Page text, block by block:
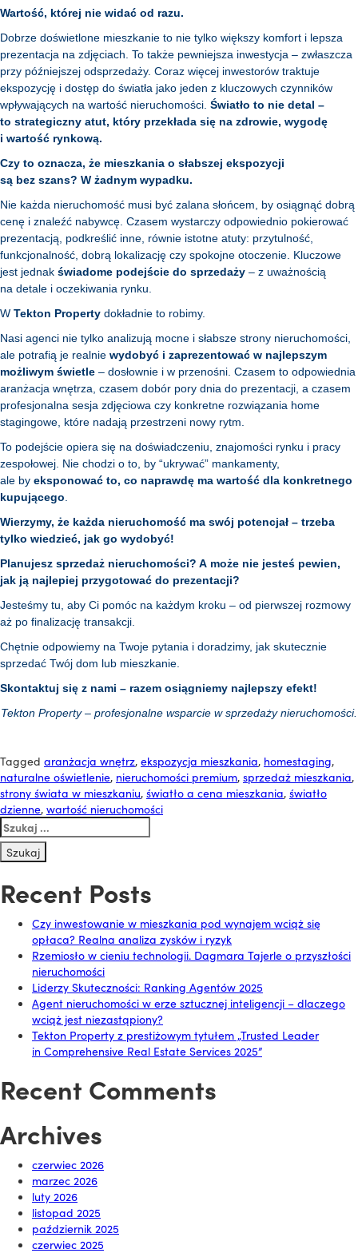
Wartość, której nie widać od razu.
Dobrze doświetlone mieszkanie to nie tylko większy komfort i lepsza
prezentacja na zdjęciach. To także pewniejsza inwestycja – zwłaszcza
przy późniejszej odsprzedaży. Coraz więcej inwestorów traktuje
ekspozycję i dostęp do światła jako jeden z kluczowych czynników
wpływających na wartość nieruchomości. Światło to nie detal –
to strategiczny atut, który przekłada się na zdrowie, wygodę
i wartość rynkową.
Czy to oznacza, że mieszkania o słabszej ekspozycji
są bez szans? W żadnym wypadku.
Nie każda nieruchomość musi być zalana słońcem, by osiągnąć dobrą
cenę i znaleźć nabywcę. Czasem wystarczy odpowiednio pokierować
prezentacją, podkreślić inne, równie istotne atuty: przytulność,
funkcjonalność, dobrą lokalizację czy spokojne otoczenie. Kluczowe
jest jednak świadome podejście do sprzedaży – z uważnością
na detale i oczekiwania rynku.
W Tekton Property dokładnie to robimy.
Nasi agenci nie tylko analizują mocne i słabsze strony nieruchomości,
ale potrafią je realnie wydobyć i zaprezentować w najlepszym
możliwym świetle – dosłownie i w przenośni. Czasem to odpowiednia
aranżacja wnętrza, czasem dobór pory dnia do prezentacji, a czasem
profesjonalna sesja zdjęciowa czy konkretne rozwiązania home
stagingowe, które nadają przestrzeni nowy rytm.
To podejście opiera się na doświadczeniu, znajomości rynku i pracy
zespołowej. Nie chodzi o to, by “ukrywać” mankamenty,
ale by eksponować to, co naprawdę ma wartość dla konkretnego
kupującego
Wierzymy, że każda nieruchomość ma swój potencjał – trzeba
tylko wiedzieć, jak go wydobyć!
Planujesz sprzedaż nieruchomości? A może nie jesteś pewien,
jak ją najlepiej przygotować do prezentacji?
Jesteśmy tu, aby Ci pomóc na każdym kroku – od pierwszej rozmowy
aż po finalizację transakcji.
Chętnie odpowiemy na Twoje pytania i doradzimy, jak skutecznie
sprzedać Twój dom lub mieszkanie.
Skontaktuj się z nami – razem osiągniemy najlepszy efekt!
Tekton Property – profesjonalne wsparcie w sprzedaży nieruchomości.
Tagged aranżacja wnętrz, ekspozycja mieszkania, homestaging,
naturalne oświetlenie, nieruchomości premium, sprzedaż mieszkania,
strony świata w mieszkaniu, światło a cena mieszkania, światło
dzienne, wartość nieruchomości
Szukaj:
Recent Posts
Czy inwestowanie w mieszkania pod wynajem wciąż się
opłaca? Realna analiza zysków i ryzyk
Rzemiosło w cieniu technologii. Dagmara Tajerle o przyszłości
nieruchomości
Liderzy Skuteczności: Ranking Agentów 2025
Agent nieruchomości w erze sztucznej inteligencji – dlaczego
wciąż jest niezastąpiony?
Tekton Property z prestiżowym tytułem „Trusted Leader
in Comprehensive Real Estate Services 2025”
Recent Comments
Archives
czerwiec 2026
marzec 2026
luty 2026
listopad 2025
październik 2025
czerwiec 2025